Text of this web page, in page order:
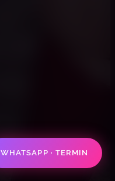
WHATSAPP · TERMIN